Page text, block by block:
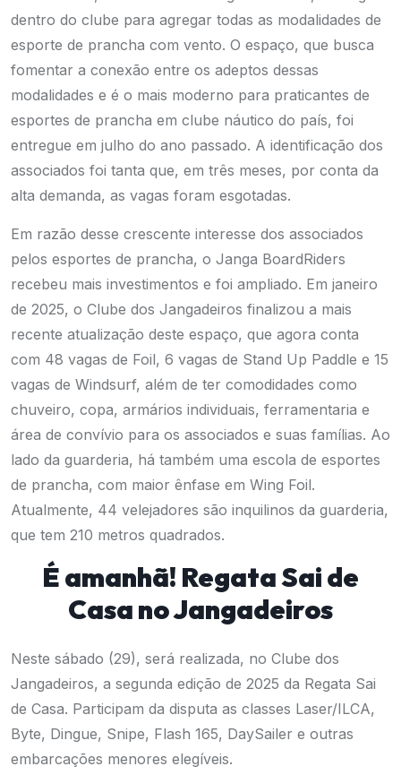
dentro do clube para agregar todas as modalidades de
esporte de prancha com vento. O espaço, que busca
fomentar a conexão entre os adeptos dessas
modalidades e é o mais moderno para praticantes de
esportes de prancha em clube náutico do país, foi
entregue em julho do ano passado. A identificação dos
associados foi tanta que, em três meses, por conta da
alta demanda, as vagas foram esgotadas.
Em razão desse crescente interesse dos associados
pelos esportes de prancha, o Janga BoardRiders
recebeu mais investimentos e foi ampliado. Em janeiro
de 2025, o Clube dos Jangadeiros finalizou a mais
recente atualização deste espaço, que agora conta
com 48 vagas de Foil, 6 vagas de Stand Up Paddle e 15
vagas de Windsurf, além de ter comodidades como
chuveiro, copa, armários individuais, ferramentaria e
área de convívio para os associados e suas famílias. Ao
lado da guarderia, há também uma escola de esportes
de prancha, com maior ênfase em Wing Foil.
Atualmente, 44 velejadores são inquilinos da guarderia,
que tem 210 metros quadrados.
É amanhã! Regata Sai de
Casa no Jangadeiros
Neste sábado (29), será realizada, no Clube dos
Jangadeiros, a segunda edição de 2025 da Regata Sai
de Casa. Participam da disputa as classes Laser/ILCA,
Byte, Dingue, Snipe, Flash 165, DaySailer e outras
embarcações menores elegíveis.